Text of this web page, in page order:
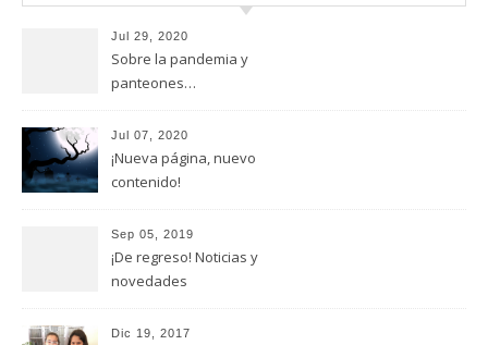
Jul 29, 2020
Sobre la pandemia y
panteones…
Jul 07, 2020
¡Nueva página, nuevo
contenido!
Sep 05, 2019
¡De regreso! Noticias y
novedades
Dic 19, 2017